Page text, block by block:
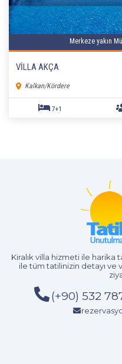
1+1
1+1
Merkeze yakın
VİLLA AKÇA
Kalkan/Kördere
Kiralık villa hizmetiile harika
ile tüm tatilinizin detayı ve
(+90) 532